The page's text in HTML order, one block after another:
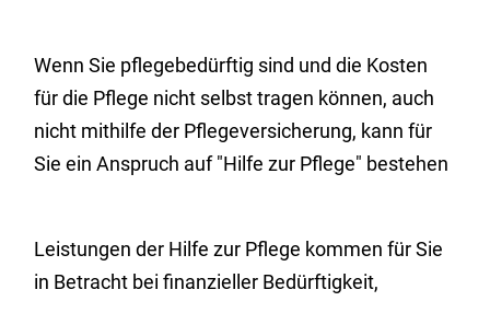
Wenn Sie pflegebedürftig sind und die Kosten
für die Pflege nicht selbst tragen können, auch
nicht mithilfe der Pflegeversicherung, kann für
Sie ein Anspruch auf "Hilfe zur Pflege" bestehen
Leistungen der Hilfe zur Pflege kommen für Sie
in Betracht bei finanzieller Bedürftigkeit,